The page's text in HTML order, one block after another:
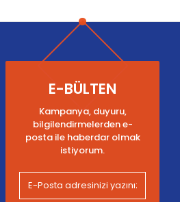
E-BÜLTEN
Kampanya, duyuru,
bilgilendirmelerden e-
posta ile haberdar olmak
istiyorum.